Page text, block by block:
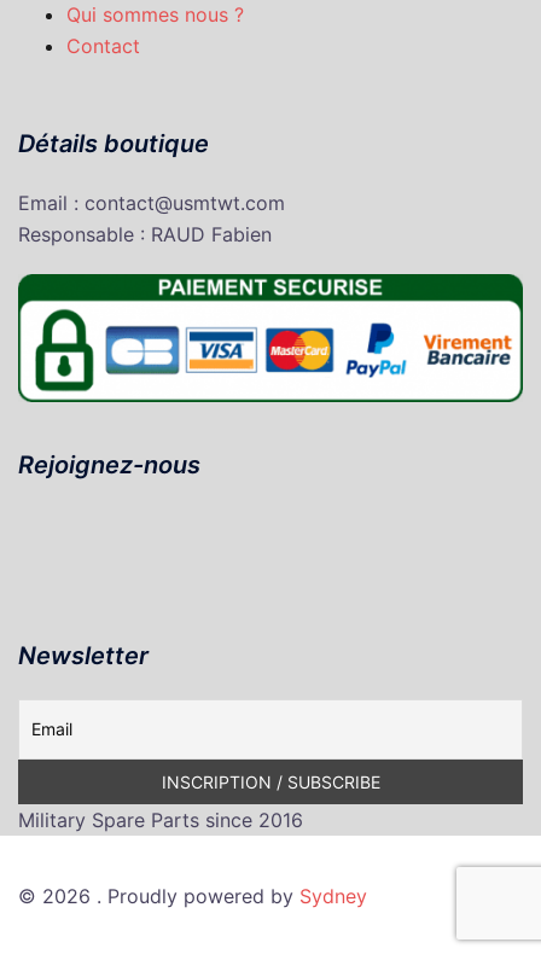
Qui sommes nous ?
Contact
Détails boutique
Email : contact@usmtwt.com
Responsable : RAUD Fabien
Rejoignez-nous
Newsletter
Military Spare Parts since 2016
© 2026 . Proudly powered by Sydney